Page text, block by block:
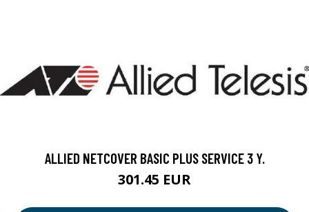
ALLIED NETCOVER BASIC PLUS SERVICE 3 Y.
301.45 EUR